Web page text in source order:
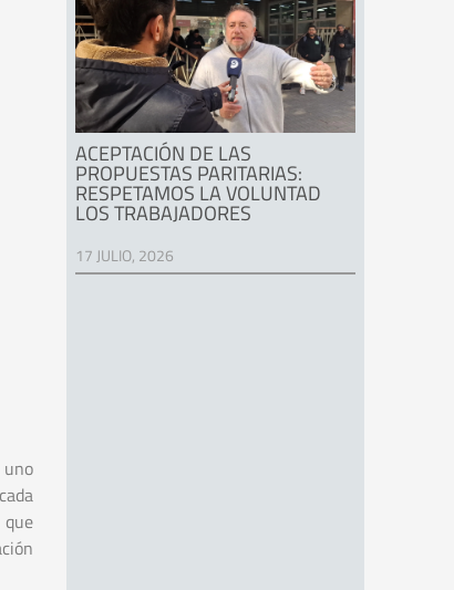
ACEPTACIÓN DE LAS
PROPUESTAS PARITARIAS:
RESPETAMOS LA VOLUNTAD
LOS TRABAJADORES
17 JULIO, 2026